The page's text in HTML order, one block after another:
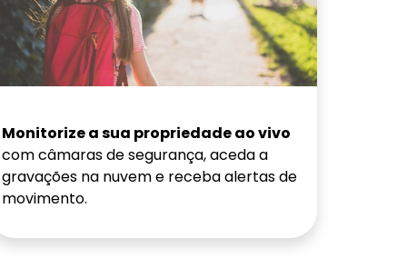
Monitorize a sua propriedade ao vivo
com câmaras de segurança, aceda a
gravações na nuvem e receba alertas de
movimento.